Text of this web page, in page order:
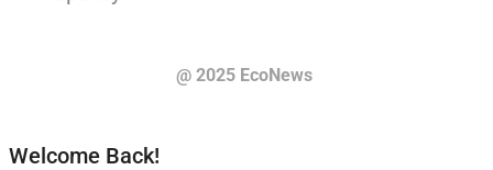
@ 2025 EcoNews
Welcome Back!